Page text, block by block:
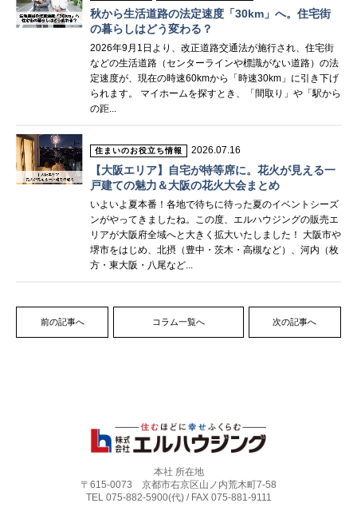
秋から生活道路の法定速度「30km」へ。住宅街
の暮らしはどう変わる？
2026年9月1日より、改正道路交通法が施行され、住宅街
などの生活道路（センターラインや標識がない道路）の法
定速度が、現在の時速60kmから「時速30km」に引き下げ
られます。 マイホームを探すとき、「間取り」や「駅から
の距...
住まいのお役立ち情報 2026.07.16
【大阪エリア】自宅が特等席に。花火が見える一
戸建ての魅力＆大阪の花火大会まとめ
いよいよ夏本番！各地で待ちに待った夏のイベントシーズ
ンがやってきましたね。この度、エルハウジングの販売エ
リアが大阪府全域へと大きく拡大いたしました！ 大阪市や
堺市をはじめ、北摂（豊中・茨木・高槻など）、河内（枚
方・東大阪・八尾など...
前の記事へ コラム一覧へ 次の記事へ
本社 所在地
〒615-0073 京都市右京区山ノ内荒木町7-58
TEL 075-882-5900(代) / FAX 075-881-9111